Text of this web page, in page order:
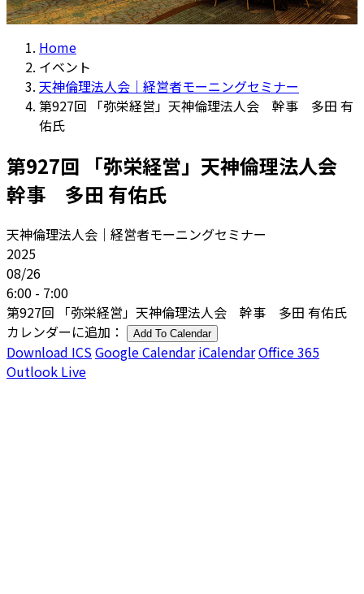
Home
イベント
天神倫理法人会｜経営者モーニングセミナー
第927回 「弥栄経営」天神倫理法人会 幹事 多田 有
佑氏
第927回 「弥栄経営」天神倫理法人会
幹事 多田 有佑氏
天神倫理法人会｜経営者モーニングセミナー
2025
08/26
6:00 - 7:00
第927回 「弥栄経営」天神倫理法人会 幹事 多田 有佑氏
カレンダーに追加：
Add To Calendar
Download ICSGoogle Calendar iCalendarOffice 365
Outlook Live